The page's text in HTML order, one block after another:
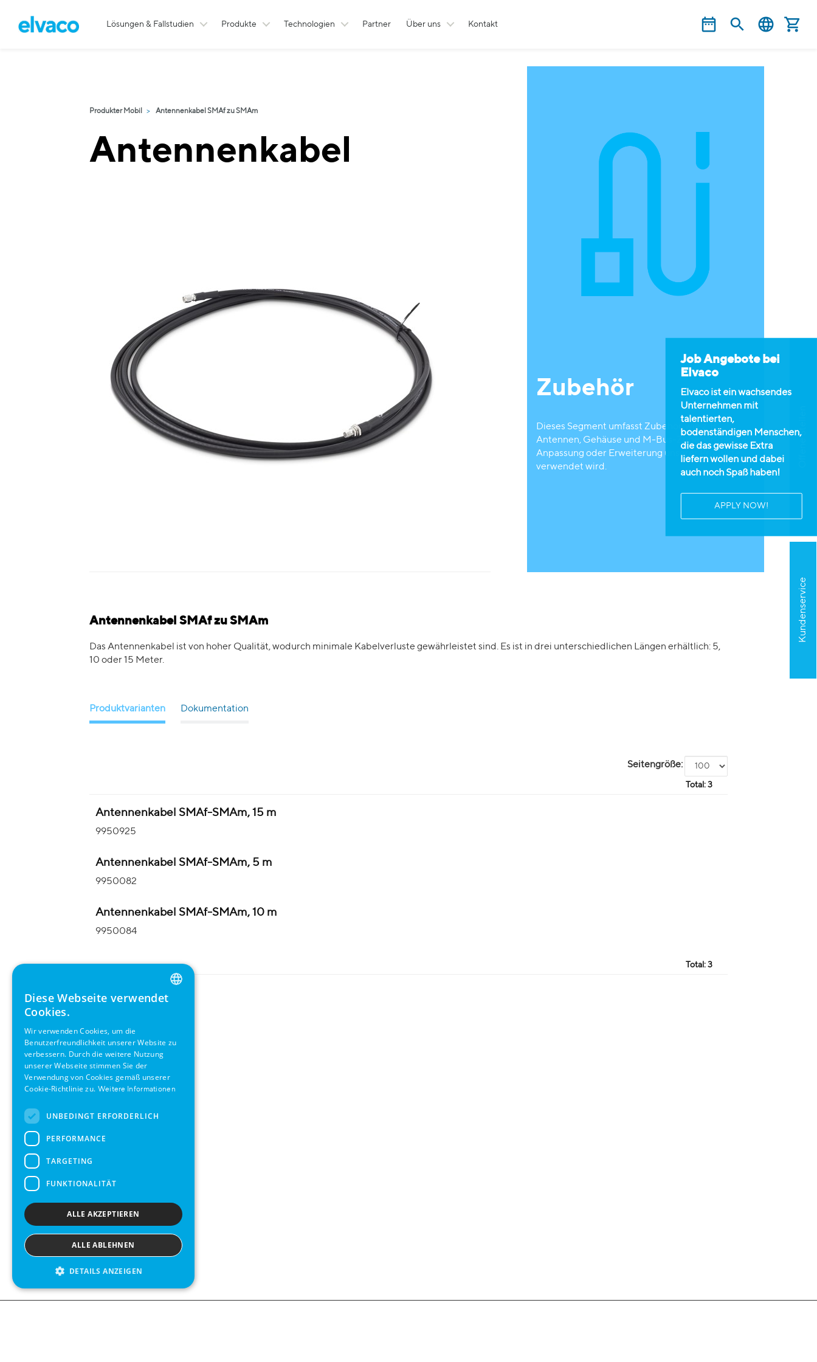
Lösungen & Fallstudien Produkte Technologien Partner Über uns Kontakt
Kundenservice
Offene Stellen
Job Angebote bei
Elvaco
Elvaco ist ein wachsendes
Unternehmen mit
talentierten,
bodenständigen Menschen,
die das gewisse Extra
liefern wollen und dabei
auch noch Spaß haben!
APPLY NOW!
Produkter Mobil Antennenkabel SMAf zu SMAm
Antennenkabel
Zubehör
Dieses Segment umfasst Zubehör, wie z. B.
Antennen, Gehäuse und M-Bus-Zubehör, das zur
Anpassung oder Erweiterung unserer Produkte
verwendet wird.
Antennenkabel SMAf zu SMAm
Das Antennenkabel ist von hoher Qualität, wodurch minimale Kabelverluste gewährleistet sind. Es ist in drei unterschiedlichen Längen erhältlich: 5,
10 oder 15 Meter.
Produktvarianten Dokumentation
Seitengröße:
Total: 3
Antennenkabel SMAf-SMAm, 15 m
9950925
Antennenkabel SMAf-SMAm, 5 m
9950082
Antennenkabel SMAf-SMAm, 10 m
9950084
Total: 3
ENGLISH
SWEDISH
Diese Webseite verwendet
Cookies.
Wir verwenden Cookies, um die
Benutzerfreundlichkeit unserer Website zu
verbessern. Durch die weitere Nutzung
unserer Webseite stimmen Sie der
Verwendung von Cookies gemäß unserer
Cookie-Richtlinie zu. Weitere Informationen
UNBEDINGT ERFORDERLICH
PERFORMANCE
TARGETING
FUNKTIONALITÄT
ALLE AKZEPTIEREN
ALLE ABLEHNEN
DETAILS ANZEIGEN